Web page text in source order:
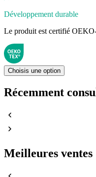
Développement durable
Le produit est certifié
Choisis une option
Récemment
Meilleures ventes